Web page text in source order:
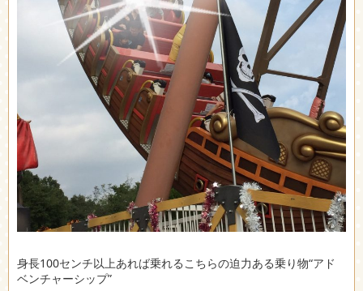
身長100センチ以上あれば乗れるこちらの迫力ある乗り物“アド
ベンチャーシップ”